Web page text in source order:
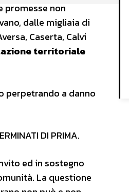
promesse non
dalle migliaia di
Caserta, Calvi
territoriale
perpetrando a danno
DI PRIMA.
ed in sostegno
La questione